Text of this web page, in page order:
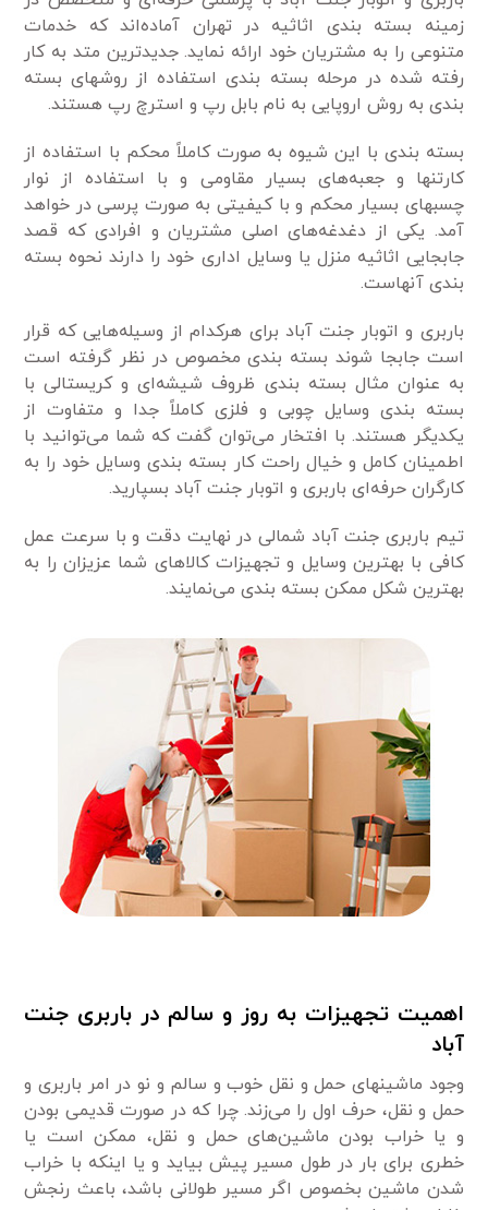
زمینه بسته بندی اثاثیه در تهران آماده‌اند که خدمات
متنوعی را به مشتریان خود ارائه نماید. جدیدترین متد به کار
رفته شده در مرحله بسته بندی استفاده از روشهای بسته
بندی به روش اروپایی به نام بابل رپ و استرچ رپ هستند.
بسته بندی با این شیوه به صورت کاملاً محکم با استفاده از
کارتنها و جعبه‌های بسیار مقاومی و با استفاده از نوار
چسبهای بسیار محکم و با کیفیتی به صورت پرسی در خواهد
آمد. یکی از دغدغه‌های اصلی مشتریان و افرادی که قصد
جابجایی اثاثیه منزل یا وسایل اداری خود را دارند نحوه بسته
بندی آنهاست.
باربری و اتوبار جنت آباد برای هرکدام از وسیله‌هایی که قرار
است جابجا شوند بسته بندی مخصوص در نظر گرفته است
به عنوان مثال بسته بندی ظروف شیشه‌ای و کریستالی با
بسته بندی وسایل چوبی و فلزی کاملاً جدا و متفاوت از
یکدیگر هستند. با افتخار می‌توان گفت که شما می‌توانید با
اطمینان کامل و خیال راحت کار بسته بندی وسایل خود را به
کارگران حرفه‌ای باربری و اتوبار جنت آباد بسپارید.
تیم باربری جنت آباد شمالی در نهایت دقت و با سرعت عمل
کافی با بهترین وسایل و تجهیزات کالاهای شما عزیزان را به
بهترین شکل ممکن بسته بندی می‌نمایند.
اهمیت تجهیزات به روز و سالم در باربری جنت
آباد
وجود ماشینهای حمل و نقل خوب و سالم و نو در امر باربری و
حمل و نقل، حرف اول را می‌زند. چرا که در صورت قدیمی بودن
و یا خراب بودن ماشین‌های حمل و نقل، ممکن است یا
خطری برای بار در طول مسیر پیش بیاید و یا اینکه با خراب
شدن ماشین بخصوص اگر مسیر طولانی باشد، باعث رنجش